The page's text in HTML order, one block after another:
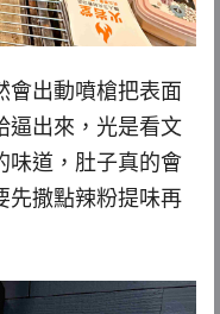
會出動噴槍把表面
逼出來，光是看文
味道，肚子真的會
先撒點辣粉提味再